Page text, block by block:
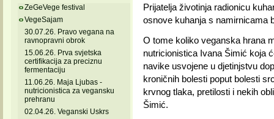
ZeGeVege festival
VegeSajam
30.07.26. Pravo vegana na
ravnopravni obrok
15.06.26. Prva svjetska
certifikacija za preciznu
fermentaciju
11.06.26. Maja Ljubas -
nutricionistica za vegansku
prehranu
02.04.26. Veganski Uskrs
Prijatelja životinja radionicu
osnove kuhanja s namirnicama
O tome koliko veganska hrana
nutricionistica Ivana Šimić koja
navike usvojene u djetinjstvu
kroničnih bolesti poput bolesti
krvnog tlaka, pretilosti i nekih
Šimić.